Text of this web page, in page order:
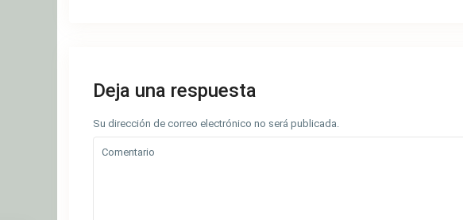
Deja una respuesta
Su dirección de correo electrónico no será publicada.